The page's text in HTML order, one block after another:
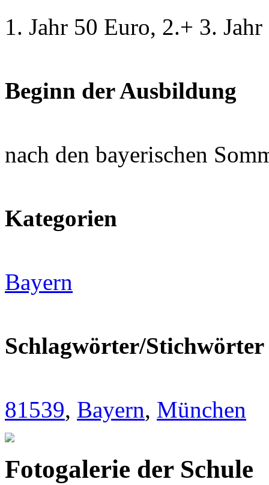
1. Jahr 50 Euro, 2.+ 3.
Beginn der Ausbildung
nach den bayerischen
Kategorien
Bayern
Schlagwörter/Stichwörter
81539, Bayern, München
Fotogalerie der Schule